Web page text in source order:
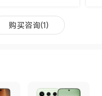
购买咨询(1)